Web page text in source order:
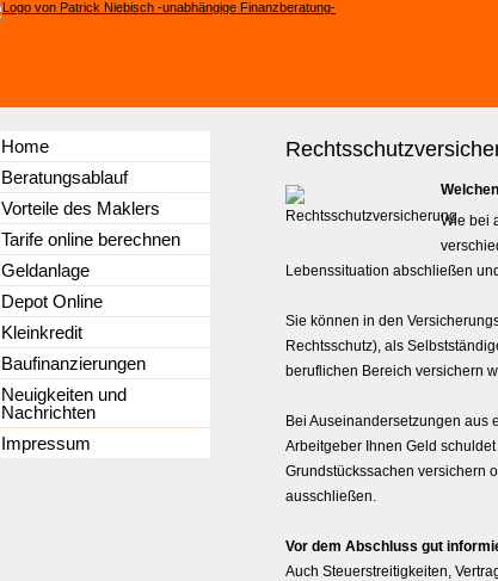
Home
Beratungsablauf
Vorteile des Maklers
Tarife online berechnen
Geldanlage
Depot Online
Kleinkredit
Baufinanzierungen
Neuigkeiten und
Nachrichten
Impressum
Wie bei
Lebenssituation abschließen
Sie können in den
Rechtsschutz), als
beruflichen Bereich ver­sichern
Bei Auseinandersetzungen aus
Arbeitgeber Ihnen Geld
Grundstückssachen ver­sichern
ausschließen.
Vor dem Abschluss gut
Auch Steuerstreitigkeiten,